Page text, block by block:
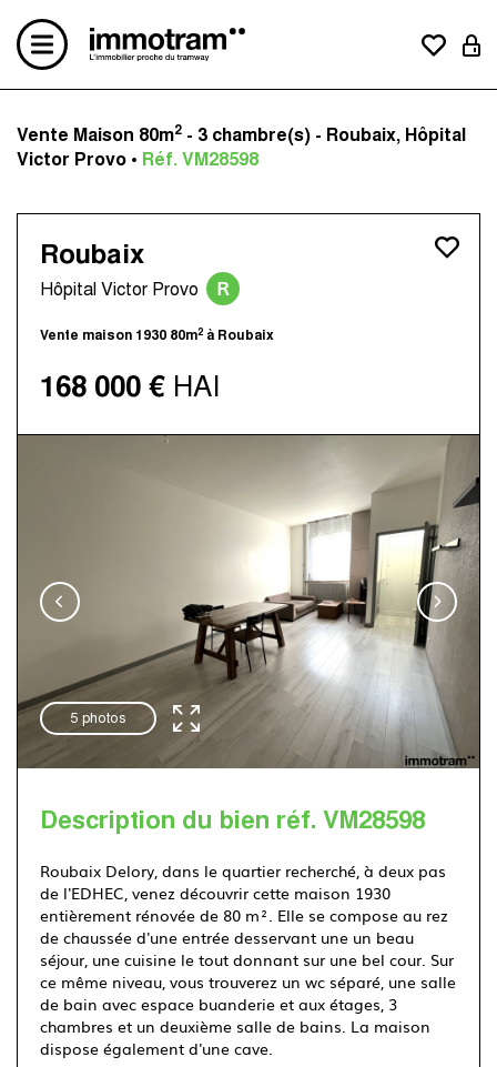
Acheter un bien
Vendre un bien
Le concept
Nos avis clients
Contactez-nous
Nos agences
Immotram La Madeleine
Immotram Marcq-en-Baroeul
Immotram Roubaix
Immotram Villeneuve d'Ascq
03 20 555 222
Vente Maison 80m2 - 3 chambre(s) - Roubaix, Hôpital
Victor Provo • Réf. VM28598
Roubaix
Hôpital Victor Provo R
Vente maison 1930 80m2 à Roubaix
168 000 € HAI
5 photos
Description du bien réf. VM28598
Roubaix Delory, dans le quartier recherché, à deux pas
de l'EDHEC, venez découvrir cette maison 1930
entièrement rénovée de 80 m². Elle se compose au rez
de chaussée d'une entrée desservant une un beau
séjour, une cuisine le tout donnant sur une bel cour. Sur
ce même niveau, vous trouverez un wc séparé, une salle
de bain avec espace buanderie et aux étages, 3
chambres et un deuxième salle de bains. La maison
dispose également d'une cave.